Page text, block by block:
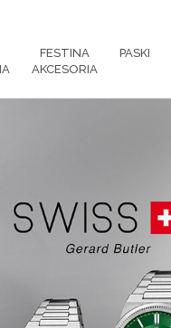
FESTINA
AKCESORIA
PASKI